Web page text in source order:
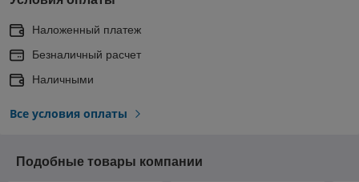
Наложенный платеж
Безналичный расчет
Наличными
Все условия оплаты
Подобные товары компании